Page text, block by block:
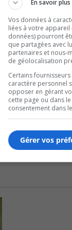
des
après avoir
et
En savoir plus
Vos données à
liées à votre
données) pourront
que partagées avec
partenaires et nous-
de géolocalisation
Certains
caractère personnel
opposer en gérant
cette page ou dans
consentement dans
Gérer vos